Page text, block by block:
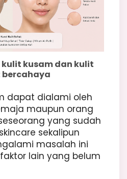
kusam dan kulit
bercahaya
dapat dialami oleh
maupun orang
yang sudah
sekalipun
masalah ini
lain yang belum